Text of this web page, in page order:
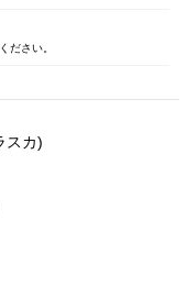
ださい。
スカ)